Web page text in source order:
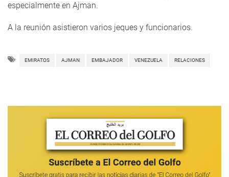
especialmente en Ajman.
A la reunión asistieron varios jeques y funcionarios.
EMIRATOS AJMAN EMBAJADOR VENEZUELA RELACIONES